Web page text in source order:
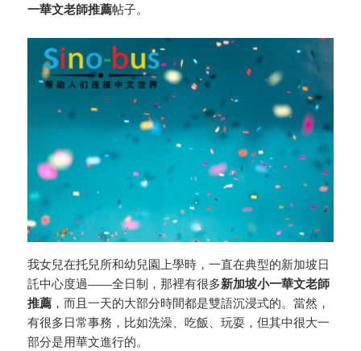
一華文老師推薦帖子。
我女兒在托兒所和幼兒園上學時，一直在典型的新加坡日
託中心度過——全日制，那裡有很多新加坡小一華文老師
推薦 ，而且一天的大部分時間都是雙語沉浸式的。當然，
有很多日常事務，比如洗澡、吃飯、玩耍，但其中很大一
部分是用華文進行的。